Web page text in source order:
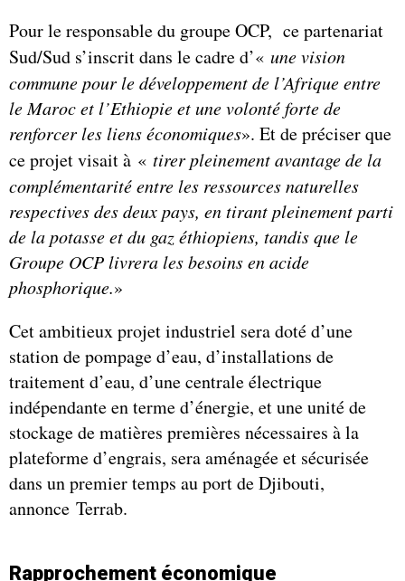
Pour le responsable du groupe OCP, ce partenariat
Sud/Sud s’inscrit dans le cadre d’« une vision
commune pour le développement de l’Afrique entre
le Maroc et l’Ethiopie et une volonté forte de
renforcer les liens économiques». Et de préciser que
ce projet visait à « tirer pleinement avantage de la
complémentarité entre les ressources naturelles
respectives des deux pays, en tirant pleinement parti
de la potasse et du gaz éthiopiens, tandis que le
Groupe OCP livrera les besoins en acide
phosphorique.»
Cet ambitieux projet industriel sera doté d’une
station de pompage d’eau, d’installations de
traitement d’eau, d’une centrale électrique
indépendante en terme d’énergie, et une unité de
stockage de matières premières nécessaires à la
plateforme d’engrais, sera aménagée et sécurisée
dans un premier temps au port de Djibouti,
annonce Terrab.
Rapprochement économique